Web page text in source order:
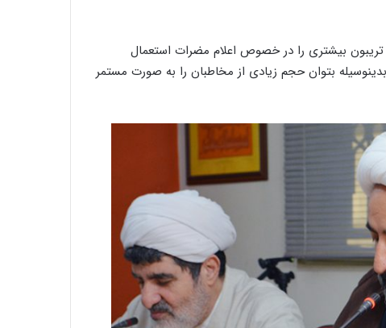
تریبون بیشتری را در خصوص اعلام مضرات استعمال
بتوان حجم زیادی از مخاطبان را به صورت مستمر